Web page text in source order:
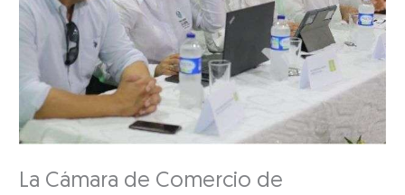
La Cámara de Comercio de